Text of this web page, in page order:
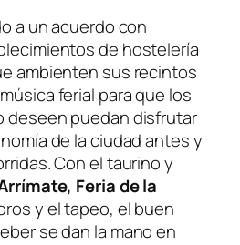
a un acuerdo con
de hostelería
ambienten sus recintos
ferial para que los
deseen puedan disfrutar
de la ciudad antes y
Con el taurino y
Feria de la
y el tapeo, el buen
se dan la mano en